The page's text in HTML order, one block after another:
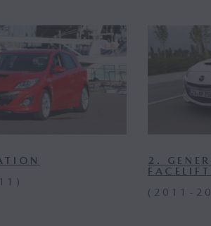
2.
FACELIFT
(2011-